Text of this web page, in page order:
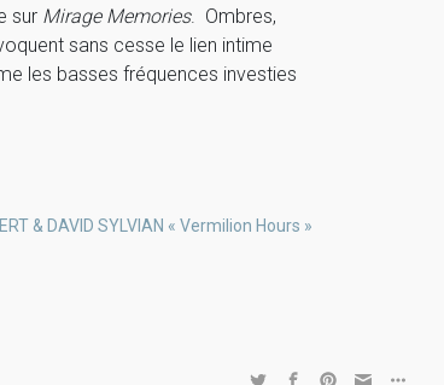
sur Mirage Memories. Ombres,
sans cesse le lien intime
les basses fréquences investies
& DAVID SYLVIAN « Vermilion Hours »